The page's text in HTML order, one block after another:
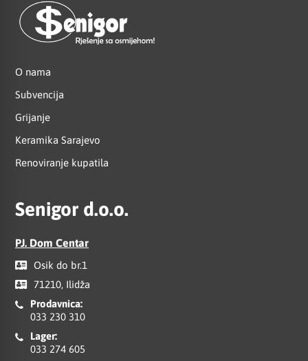
O nama
Subvencija
Grijanje
Keramika Sarajevo
Renoviranje kupatila
Senigor d.o.o.
PJ. Dom Centar
Osik do br.1
71210, Ilidža
Prodavnica:
033 230 310
Lager:
033 274 605